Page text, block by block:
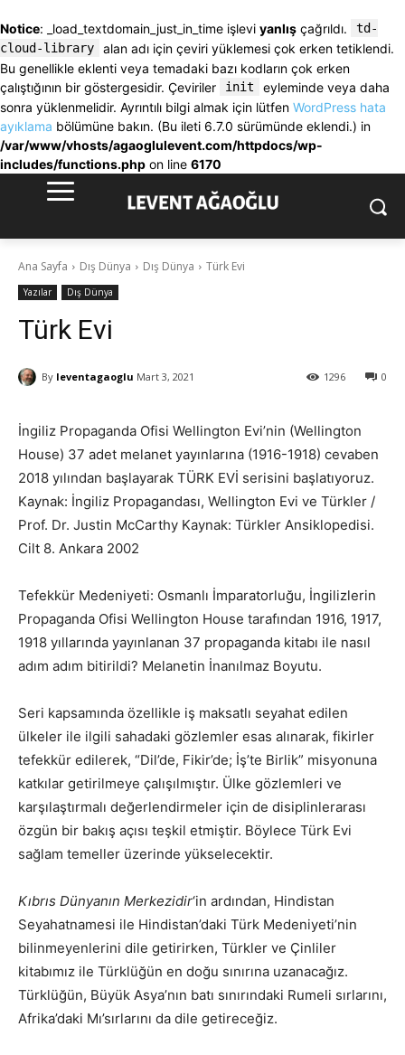
Notice: _load_textdomain_just_in_time işlevi yanlış çağrıldı.
td-
cloud-library
alan adı için çeviri yüklemesi çok erken tetiklendi.
Bu genellikle eklenti veya temadaki bazı kodların çok erken
çalıştığının bir göstergesidir. Çeviriler
init
eyleminde veya daha
sonra yüklenmelidir. Ayrıntılı bilgi almak için lütfen WordPress hata
ayıklama bölümüne bakın. (Bu ileti 6.7.0 sürümünde eklendi.) in
/var/www/vhosts/agaoglulevent.com/httpdocs/wp-
includes/functions.php on line 6170
Ana Sayfa Dış Dünya Dış Dünya Türk Evi
Yazılar Dış Dünya
Türk Evi
By leventagaoglu Mart 3, 2021 0
1296
İngiliz Propaganda Ofisi Wellington Evi’nin (Wellington
House) 37 adet melanet yayınlarına (1916-1918) cevaben
2018 yılından başlayarak TÜRK EVİ serisini başlatıyoruz.
Kaynak: İngiliz Propagandası, Wellington Evi ve Türkler /
Prof. Dr. Justin McCarthy Kaynak: Türkler Ansiklopedisi.
Cilt 8. Ankara 2002
Tefekkür Medeniyeti: Osmanlı İmparatorluğu, İngilizlerin
Propaganda Ofisi Wellington House tarafından 1916, 1917,
1918 yıllarında yayınlanan 37 propaganda kitabı ile nasıl
adım adım bitirildi? Melanetin İnanılmaz Boyutu.
Seri kapsamında özellikle iş maksatlı seyahat edilen
ülkeler ile ilgili sahadaki gözlemler esas alınarak, fikirler
tefekkür edilerek, “Dil’de, Fikir’de; İş’te Birlik” misyonuna
katkılar getirilmeye çalışılmıştır. Ülke gözlemleri ve
karşılaştırmalı değerlendirme­ler için de disiplinlerarası
özgün bir bakış açısı teşkil etmiştir. Böylece Türk Evi
sağlam temeller üzerinde yükselecektir.
Kıbrıs Dünyanın Merkezidir‘in ardından, Hindistan
Seyahatna­mesi ile Hindistan’daki Türk Medeniyeti’nin
bilinmeyenlerini dile getirirken, Türkler ve Çinliler
kitabımız ile Türklüğün en doğu sınırına uzanacağız.
Türklüğün, Büyük Asya’nın batı sınırındaki Rumeli sırlarını,
Afrika’daki Mı’sırlarını da dile getireceğiz.